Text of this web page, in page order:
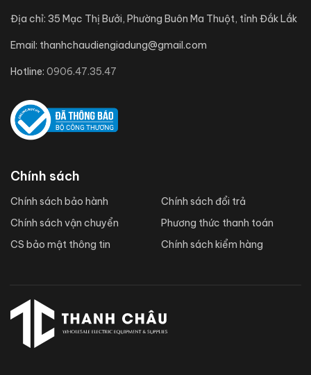
Địa chỉ: 35 Mạc Thị Bưởi, Phường Buôn Ma Thuột, tỉnh Đắk Lắk
Email: thanhchaudiengiadung@gmail.com
Hotline: 0906.47.35.47
Chính sách
Chính sách bảo hành
Chính sách vận chuyển
CS bảo mật thông tin
Chính sách đổi trả
Phương thức thanh toán
Chính sách kiểm hàng